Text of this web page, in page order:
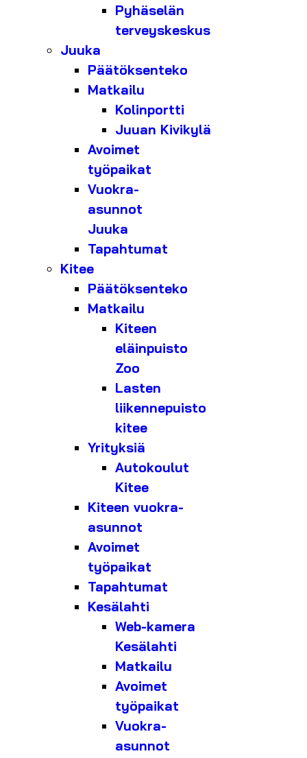
Pyhäselän
terveyskeskus
Juuka
Päätöksenteko
Matkailu
Kolinportti
Juuan Kivikylä
Avoimet
työpaikat
Vuokra-
asunnot
Juuka
Tapahtumat
Kitee
Päätöksenteko
Matkailu
Kiteen
eläinpuisto
Zoo
Lasten
liikennepuisto
kitee
Yrityksiä
Autokoulut
Kitee
Kiteen vuokra-
asunnot
Avoimet
työpaikat
Tapahtumat
Kesälahti
Web-kamera
Kesälahti
Matkailu
Avoimet
työpaikat
Vuokra-
asunnot